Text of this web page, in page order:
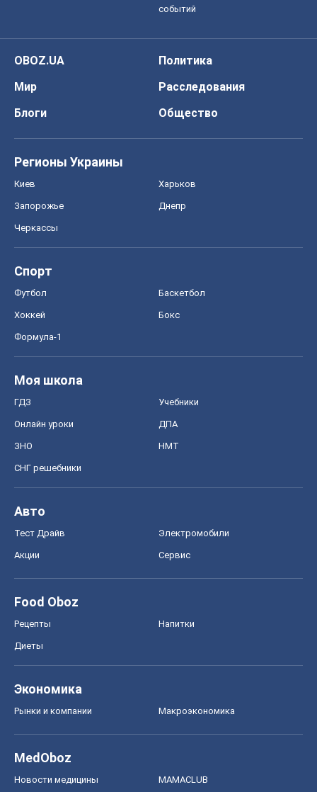
событий
OBOZ.UA
Политика
Мир
Расследования
Блоги
Общество
Регионы Украины
Киев Харьков
Запорожье Днепр
Черкассы
Спорт
Футбол Баскетбол
Хоккей Бокс
Формула-1
Моя школа
ГДЗ Учебники
Онлайн уроки ДПА
ЗНО НМТ
СНГ решебники
Авто
Тест Драйв Электромобили
Акции Сервис
Food Oboz
Рецепты Напитки
Диеты
Экономика
Рынки и компании Mакроэкономика
MedOboz
Новости медицины MAMACLUB